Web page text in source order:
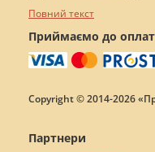
Повний текст
Приймаємо до
Copyright © 2014-2026
Партнери